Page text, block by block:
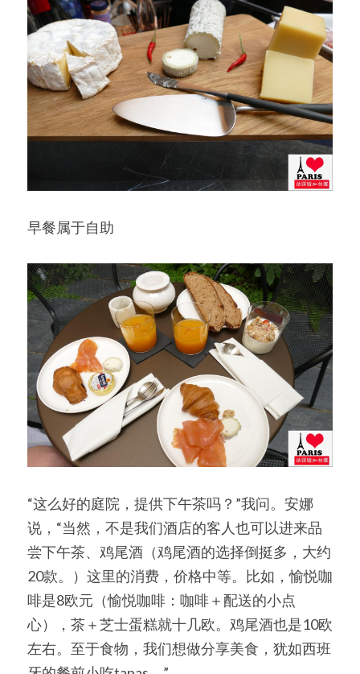
早餐属于自助
“这么好的庭院，提供下午茶吗？”我问。安娜
说，“当然，不是我们酒店的客人也可以进来品
尝下午茶、鸡尾酒（鸡尾酒的选择倒挺多，大约
20款。）这里的消费，价格中等。比如，愉悦咖
啡是8欧元（愉悦咖啡：咖啡＋配送的小点
心），茶＋芝士蛋糕就十几欧。鸡尾酒也是10欧
左右。至于食物，我们想做分享美食，犹如西班